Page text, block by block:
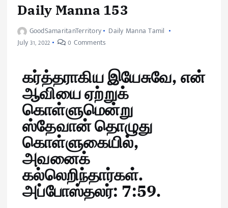
Daily Manna 153
GoodSamaritanTerritory
Daily Manna Tamil
July 31, 2022
0 Comments
கர்த்தராகிய இயேசுவே, என்
ஆவியை ஏற்றுக்
கொள்ளுமென்று
ஸ்தேவான் தொழுது
கொள்ளுகையில்,
அவனைக்
கல்லெறிந்தார்கள்.
அப்போஸ்தலர்: 7:59.